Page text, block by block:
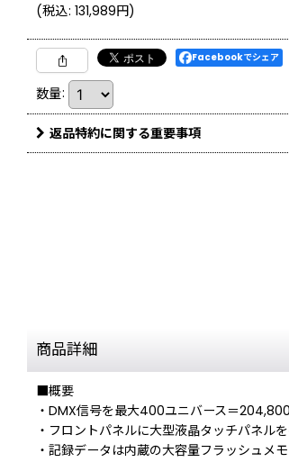
(税込: 131,989円)
Facebookでシェア
数量:
返品特約に関する重要事項
商品詳細
■概要
・DMX信号を最大400ユニバース＝
・フロントパネルに大型液晶タッチパネル
・記録データは内蔵の大容量フラッシュメ